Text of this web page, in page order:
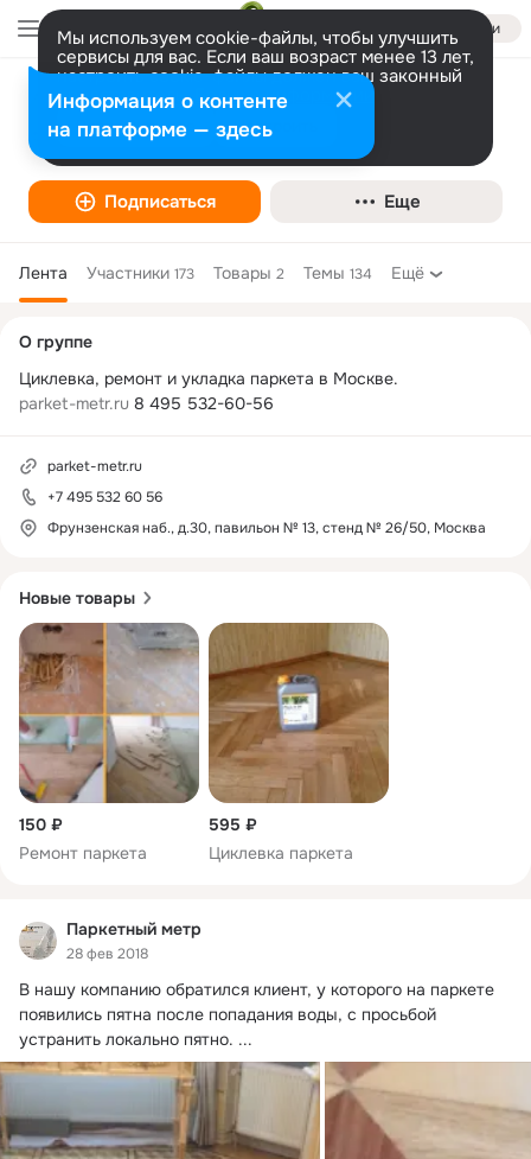
Войти
Мы используем cookie-файлы, чтобы улучшить
сервисы для вас. Если ваш возраст менее 13 лет,
настроить cookie-файлы должен ваш законный
представитель. Больше информации
Разрешить все Настроить
Паркетный метр
Мелкий ремонт, муж на час
Подписаться Еще
Лента Участники 173 Товары 2 Темы 134 Ещё
Новые товары
150 ₽
Ремонт паркета
595 ₽
Циклевка паркета
Паркетный метр
28 фев 2018
В нашу компанию обратился клиент, у которого на паркете
появились пятна после попадания воды, с просьбой
устранить локально пятно. ...
колонка
О группе
parket-metr.ru 8 495 532-60-56
parket-metr.ru
+7 495 532 60 56
Фрунзенская наб., д.30, павильон № 13, стенд № 26/50, Москва
Информация о контенте
на платформе — здесь